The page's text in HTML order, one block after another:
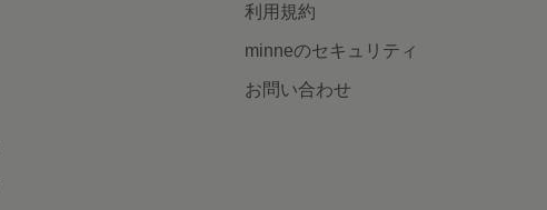
利用規約
minneのセキュリティ
お問い合わせ